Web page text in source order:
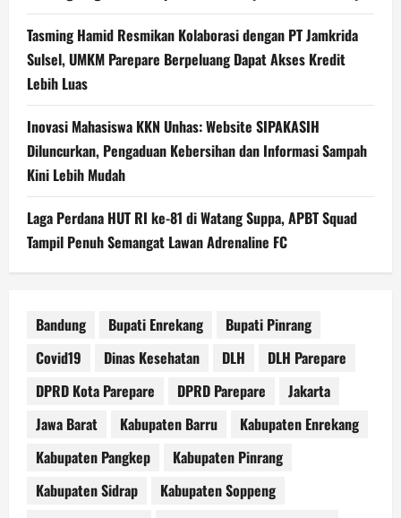
Tasming Hamid Resmikan Kolaborasi dengan PT Jamkrida
Sulsel, UMKM Parepare Berpeluang Dapat Akses Kredit
Lebih Luas
Inovasi Mahasiswa KKN Unhas: Website SIPAKASIH
Diluncurkan, Pengaduan Kebersihan dan Informasi Sampah
Kini Lebih Mudah
Laga Perdana HUT RI ke-81 di Watang Suppa, APBT Squad
Tampil Penuh Semangat Lawan Adrenaline FC
Bandung Bupati Enrekang
Bupati Pinrang
Covid19
Dinas Kesehatan DLH
DLH Parepare
DPRD Kota Parepare
DPRD Parepare
Jakarta
Jawa Barat
Kabupaten Barru
Kabupaten Enrekang
Kabupaten Pangkep
Kabupaten Pinrang
Kabupaten Sidrap
Kabupaten Soppeng